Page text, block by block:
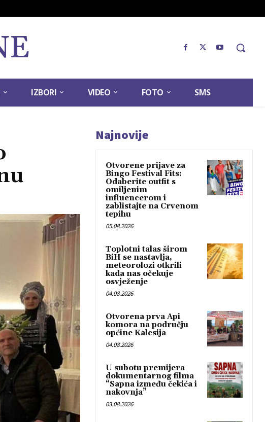
IZBORI VIDEO FOTO SMS
Najnovije
Otvorene prijave za
Bingo Festival Fits:
Odaberite outfit s
omiljenim
influencerom i
zablistajte na Crvenom
tepihu
05.08.2026
Toplotni talas širom
BiH se nastavlja,
meteorolozi otkrili
kada nas očekuje
osvježenje
04.08.2026
Otvorena prva Api
komora na području
općine Kalesija
04.08.2026
U subotu premijera
dokumentarnog filma
“Sapna između čekića i
nakovnja”
03.08.2026